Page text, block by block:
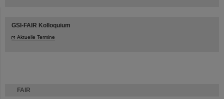
FAIR
GSI-FAIR Kolloquium
Aktuelle Termine